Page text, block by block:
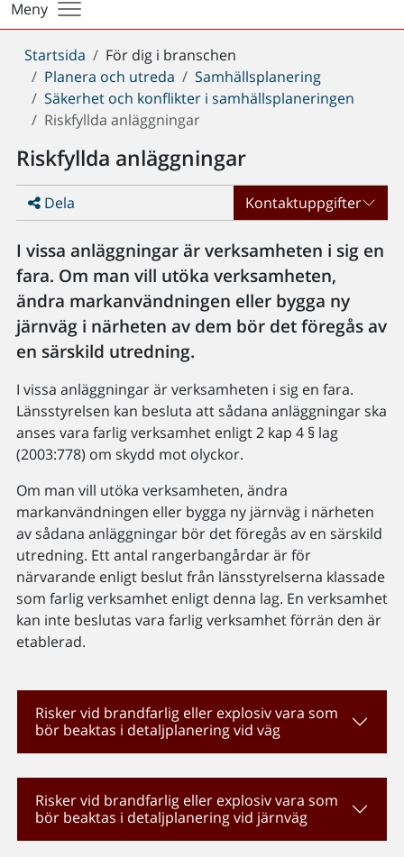
Meny
Du
är
här:
Startsida
För dig i branschen
Planera och utreda
Samhällsplanering
Säkerhet och konflikter i samhällsplaneringen
Riskfyllda anläggningar
Riskfyllda anläggningar
Dela Kontaktuppgifter
I vissa anläggningar är verksamheten i sig en
fara. Om man vill utöka verksamheten,
ändra markanvändningen eller bygga ny
järnväg i närheten av dem bör det föregås av
en särskild utredning.
I vissa anläggningar är verksamheten i sig en fara.
Länsstyrelsen kan besluta att sådana anläggningar ska
anses vara farlig verksamhet enligt 2 kap 4 § lag
(2003:778) om skydd mot olyckor.
Om man vill utöka verksamheten, ändra
markanvändningen eller bygga ny järnväg i närheten
av sådana anläggningar bör det föregås av en särskild
utredning. Ett antal rangerbangårdar är för
närvarande enligt beslut från länsstyrelserna klassade
som farlig verksamhet enligt denna lag. En verksamhet
kan inte beslutas vara farlig verksamhet förrän den är
etablerad.
Risker vid brandfarlig eller explosiv vara som
bör beaktas i detaljplanering vid väg
Risker vid brandfarlig eller explosiv vara som
bör beaktas i detaljplanering vid järnväg